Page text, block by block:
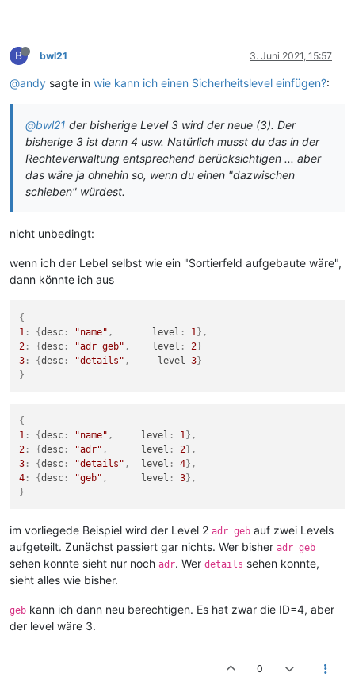
B bwl21 3. Juni 2021, 15:57
@andy sagte in wie kann ich einen Sicherheitslevel einfügen?:
@bwl21 der bisherige Level 3 wird der neue (3). Der
bisherige 3 ist dann 4 usw. Natürlich musst du das in der
Rechteverwaltung entsprechend berücksichtigen ... aber
das wäre ja ohnehin so, wenn du einen "dazwischen
schieben" würdest.
nicht unbedingt:
wenn ich der Lebel selbst wie ein "Sortierfeld aufgebaute wäre",
dann könnte ich aus
{
1 : {desc : "name" ,
       level
: 1 } ,
2 : {desc : "adr geb" ,
    level
: 2}
3 : {desc : "details" ,
     level
3}
}
{
1 : {desc : "name" ,
     level
: 1} ,
2 : {desc : "adr" ,
      level
: 2} ,
3 : {desc : "details" ,
  level
: 4} ,
4 : {desc : "geb" ,
      level
: 3} ,
}
im vorliegede Beispiel wird der Level 2 adr geb auf zwei Levels
aufgeteilt. Zunächst passiert gar nichts. Wer bisher adr geb
sehen konnte sieht nur noch adr. Wer details sehen konnte,
sieht alles wie bisher.
geb kann ich dann neu berechtigen. Es hat zwar die ID=4, aber
der level wäre 3.
0